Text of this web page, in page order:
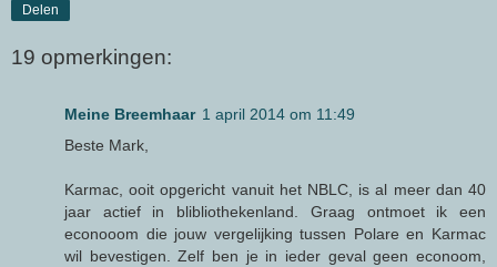
Delen
19 opmerkingen:
Meine Breemhaar 1 april 2014 om 11:49
Beste Mark,
Karmac, ooit opgericht vanuit het NBLC, is al meer dan 40
jaar actief in blibliothekenland. Graag ontmoet ik een
econooom die jouw vergelijking tussen Polare en Karmac
wil bevestigen. Zelf ben je in ieder geval geen econoom,